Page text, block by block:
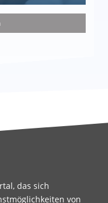
das sich
von